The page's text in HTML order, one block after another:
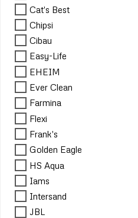
Cat's Best
Chipsi
Cibau
Easy-Life
EHEIM
Ever Clean
Farmina
Flexi
Frank's
Golden Eagle
HS Aqua
Iams
Intersand
JBL